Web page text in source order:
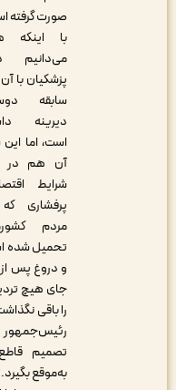
صورت گرفته است.
با اینکه همه
می‌دانیم دکتر
پزشکیان با آن فرد
سابقه دوستی
دیرینه داشته
است، اما این سفر
آن هم در این
شرایط اقتصادی
پرفشاری که بر
مردم کشورمان
تحمیل شده است
و دروغ پس از آن،
جای هیچ تردیدی
را باقی نگذاشت که
رئیس‌جمهور
تصمیم قاطع و
به‌موقع بگیرد.»